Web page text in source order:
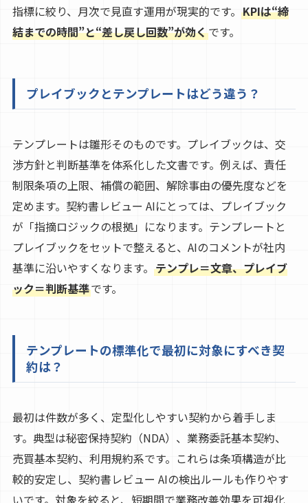
指標に絞り、月次で見直す運用が現実的です。 KPIは“締
結までの時間”と“差し戻し回数”が効くです。
プレイブックとテンプレートはどう違う？
テンプレートは雛形そのものです。プレイブックは、交
渉方針と判断基準を体系化した文書です。例えば、責任
制限条項の上限、補償の範囲、解除事由の優先度などを
定めます。契約書レビュー AIにとっては、プレイブック
が「指摘ロジックの根拠」になります。テンプレートと
プレイブックをセットで整えると、AIのコメントが社内
基準に沿いやすくなります。 テンプレ＝文章、プレイブ
ック＝判断基準です。
テンプレートの標準化で最初に対象にすべき契
約は？
最初は件数が多く、定型化しやすい契約から着手しま
す。典型は秘密保持契約（NDA）、業務委託基本契約、
売買基本契約、利用規約系です。これらは条項構造が比
較的安定し、契約書レビュー AIの検出ルールも作りやす